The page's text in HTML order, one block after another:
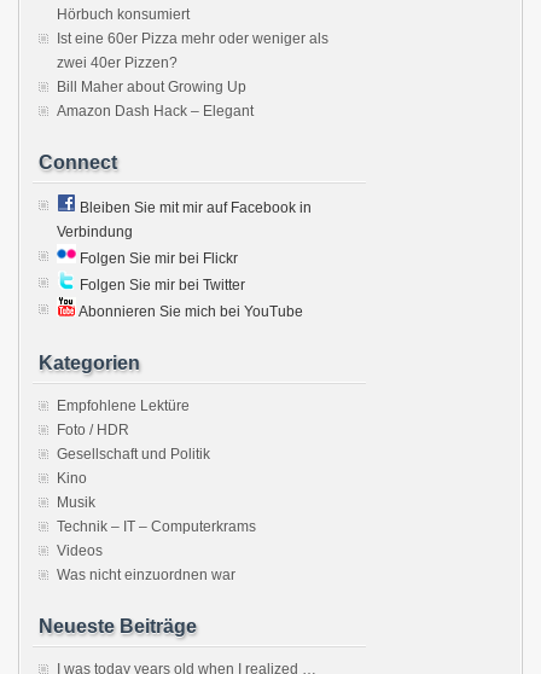
Hörbuch konsumiert
Ist eine 60er Pizza mehr oder weniger als
zwei 40er Pizzen?
Bill Maher about Growing Up
Amazon Dash Hack – Elegant
Connect
Bleiben Sie mit mir auf Facebook in
Verbindung
Folgen Sie mir bei Flickr
Folgen Sie mir bei Twitter
Abonnieren Sie mich bei YouTube
Kategorien
Empfohlene Lektüre
Foto / HDR
Gesellschaft und Politik
Kino
Musik
Technik – IT – Computerkrams
Videos
Was nicht einzuordnen war
Neueste Beiträge
I was today years old when I realized …